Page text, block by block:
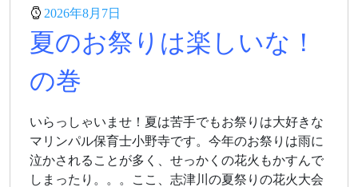
2026年8月7日
夏のお祭りは楽しいな！
の巻
いらっしゃいませ！夏は苦手でもお祭りは大好きな
マリンパル保育士小野寺です。今年のお祭りは雨に
泣かされることが多く、せっかくの花火もかすんで
しまったり。。。ここ、志津川の夏祭りの花火大会